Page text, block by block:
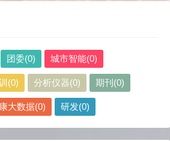
团委(0) 城市智能(0)
(0) 分析仪器(0) 期刊(0)
大数据(0) 研发(0)